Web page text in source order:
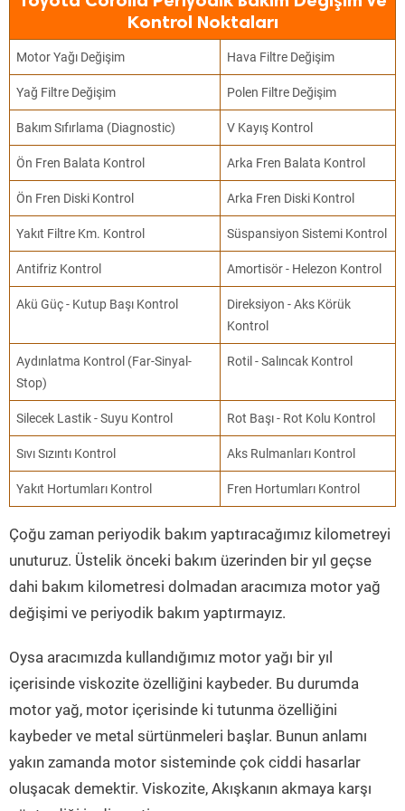
Kontrol Noktaları
Motor Yağı Değişim Hava Filtre Değişim
Yağ Filtre Değişim Polen Filtre Değişim
Bakım Sıfırlama (Diagnostic) V Kayış Kontrol
Ön Fren Balata Kontrol Arka Fren Balata Kontrol
Ön Fren Diski Kontrol Arka Fren Diski Kontrol
Yakıt Filtre Km. Kontrol Süspansiyon Sistemi Kontrol
Antifriz Kontrol Amortisör - Helezon Kontrol
Akü Güç - Kutup Başı Kontrol
Direksiyon - Aks Körük
Kontrol
Aydınlatma Kontrol (Far-Sinyal-
Stop)
Rotil - Salıncak Kontrol
Silecek Lastik - Suyu Kontrol Rot Başı - Rot Kolu Kontrol
Sıvı Sızıntı Kontrol Aks Rulmanları Kontrol
Yakıt Hortumları Kontrol Fren Hortumları Kontrol
Çoğu zaman periyodik bakım yaptıracağımız kilometreyi
unuturuz. Üstelik önceki bakım üzerinden bir yıl geçse
dahi bakım kilometresi dolmadan aracımıza motor yağ
değişimi ve periyodik bakım yaptırmayız.
Oysa aracımızda kullandığımız motor yağı bir yıl
içerisinde viskozite özelliğini kaybeder. Bu durumda
motor yağ, motor içerisinde ki tutunma özelliğini
kaybeder ve metal sürtünmeleri başlar. Bunun anlamı
yakın zamanda motor sisteminde çok ciddi hasarlar
oluşacak demektir. Viskozite, Akışkanın akmaya karşı